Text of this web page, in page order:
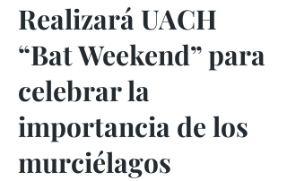
Realizará UACH
“Bat Weekend” para
celebrar la
importancia de los
murciélagos